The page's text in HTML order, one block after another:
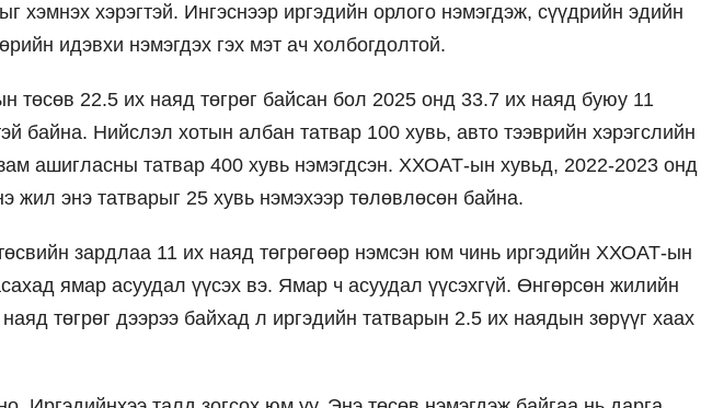
хэмнэх хэрэгтэй. Ингэснээр иргэдийн орлого нэмэгдэж, сүүдрийн эдийн
идэвхи нэмэгдэх гэх мэт ач холбогдолтой.
төсөв 22.5 их наяд төгрөг байсан бол 2025 онд 33.7 их наяд буюу 11
байна. Нийслэл хотын албан татвар 100 хувь, авто тээврийн хэрэгслийн
ашигласны татвар 400 хувь нэмэгдсэн. ХХОАТ-ын хувьд, 2022-2023 онд
жил энэ татварыг 25 хувь нэмэхээр төлөвлөсөн байна.
зардлаа 11 их наяд төгрөгөөр нэмсэн юм чинь иргэдийн ХХОАТ-ын
ямар асуудал үүсэх вэ. Ямар ч асуудал үүсэхгүй. Өнгөрсөн жилийн
төгрөг дээрээ байхад л иргэдийн татварын 2.5 их наядын зөрүүг хаах